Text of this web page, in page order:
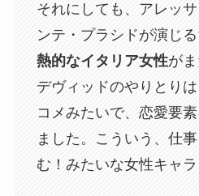
それにしても、アレッ
ンテ・プラシドが演じる
熱的なイタリア女性が
デヴィッドのやりとり
コメみたいで、恋愛要
ました。こういう、仕
む！みたいな女性キャラ